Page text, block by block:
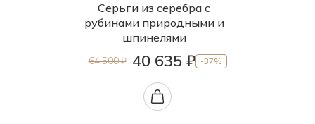
Серьги из серебра с
рубинами природными и
шпинелями
64 500 ₽ 40 635 ₽ -37%